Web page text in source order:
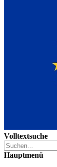
Volltextsuche
Hauptmenü